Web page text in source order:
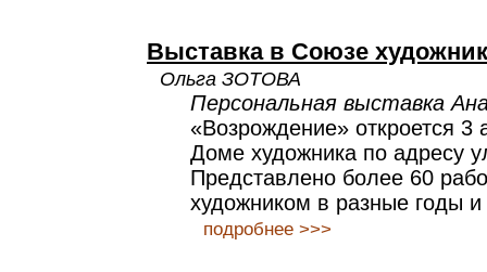
Выставка в Союзе
Ольга ЗОТОВА
Персональная выставка
«Возрождение» откроется 3
Доме художника по адресу
Представлено более 60
художником в разные годы
подробнее >>>